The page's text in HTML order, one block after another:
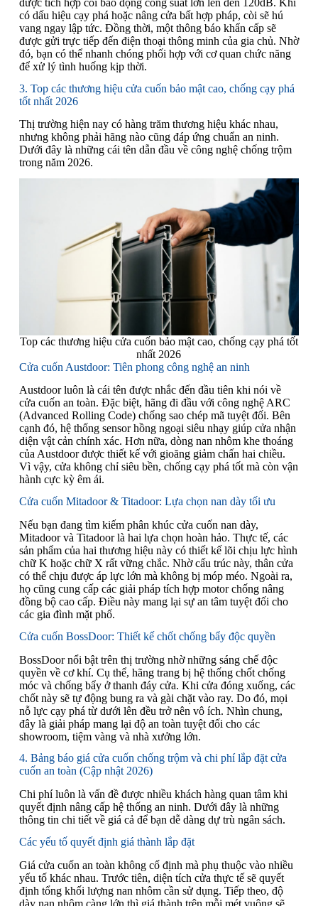
có dấu hiệu cạy phá hoặc nâng cửa bất hợp pháp, còi sẽ hú
vang ngay lập tức. Đồng thời, một thông báo khẩn cấp sẽ
được gửi trực tiếp đến điện thoại thông minh của gia chủ. Nhờ
đó, bạn có thể nhanh chóng phối hợp với cơ quan chức năng
để xử lý tình huống kịp thời.
3. Top các thương hiệu cửa cuốn bảo mật cao, chống cạy phá
tốt nhất 2026
Thị trường hiện nay có hàng trăm thương hiệu khác nhau,
nhưng không phải hãng nào cũng đáp ứng chuẩn an ninh.
Dưới đây là những cái tên dẫn đầu về công nghệ chống trộm
trong năm 2026.
Top các thương hiệu cửa cuốn bảo mật cao, chống cạy phá tốt
nhất 2026
Cửa cuốn Austdoor: Tiên phong công nghệ an ninh
Austdoor luôn là cái tên được nhắc đến đầu tiên khi nói về
cửa cuốn an toàn. Đặc biệt, hãng đi đầu với công nghệ ARC
(Advanced Rolling Code) chống sao chép mã tuyệt đối. Bên
cạnh đó, hệ thống sensor hồng ngoại siêu nhạy giúp cửa nhận
diện vật cản chính xác. Hơn nữa, dòng nan nhôm khe thoáng
của Austdoor được thiết kế với gioăng giảm chấn hai chiều.
Vì vậy, cửa không chỉ siêu bền, chống cạy phá tốt mà còn vận
hành cực kỳ êm ái.
Cửa cuốn Mitadoor & Titadoor: Lựa chọn nan dày tối ưu
Nếu bạn đang tìm kiếm phân khúc cửa cuốn nan dày,
Mitadoor và Titadoor là hai lựa chọn hoàn hảo. Thực tế, các
sản phẩm của hai thương hiệu này có thiết kế lõi chịu lực hình
chữ K hoặc chữ X rất vững chắc. Nhờ cấu trúc này, thân cửa
có thể chịu được áp lực lớn mà không bị móp méo. Ngoài ra,
họ cũng cung cấp các giải pháp tích hợp motor chống nâng
đồng bộ cao cấp. Điều này mang lại sự an tâm tuyệt đối cho
các gia đình mặt phố.
Cửa cuốn BossDoor: Thiết kế chốt chống bẩy độc quyền
BossDoor nổi bật trên thị trường nhờ những sáng chế độc
quyền về cơ khí. Cụ thể, hãng trang bị hệ thống chốt chống
móc và chống bẩy ở thanh đáy cửa. Khi cửa đóng xuống, các
chốt này sẽ tự động bung ra và gài chặt vào ray. Do đó, mọi
nỗ lực cạy phá từ dưới lên đều trở nên vô ích. Nhìn chung,
đây là giải pháp mang lại độ an toàn tuyệt đối cho các
showroom, tiệm vàng và nhà xưởng lớn.
4. Bảng báo giá cửa cuốn chống trộm và chi phí lắp đặt cửa
cuốn an toàn (Cập nhật 2026)
Chi phí luôn là vấn đề được nhiều khách hàng quan tâm khi
quyết định nâng cấp hệ thống an ninh. Dưới đây là những
thông tin chi tiết về giá cả để bạn dễ dàng dự trù ngân sách.
Các yếu tố quyết định giá thành lắp đặt
Giá cửa cuốn an toàn không cố định mà phụ thuộc vào nhiều
yếu tố khác nhau. Trước tiên, diện tích cửa thực tế sẽ quyết
định tổng khối lượng nan nhôm cần sử dụng. Tiếp theo, độ
dày nan nhôm càng lớn thì giá thành trên mỗi mét vuông sẽ